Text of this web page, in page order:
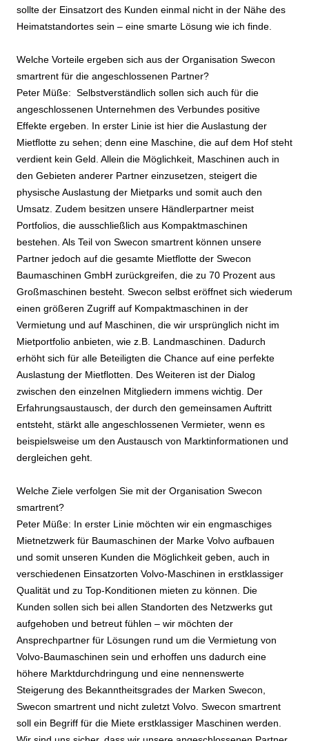
sollte der Einsatzort des Kunden einmal nicht in der Nähe des
Heimatstandortes sein – eine smarte Lösung wie ich finde.
Welche Vorteile ergeben sich aus der Organisation Swecon
smartrent für die angeschlossenen Partner?
Peter Müße: Selbstverständlich sollen sich auch für die
angeschlossenen Unternehmen des Verbundes positive
Effekte ergeben. In erster Linie ist hier die Auslastung der
Mietflotte zu sehen; denn eine Maschine, die auf dem Hof steht
verdient kein Geld. Allein die Möglichkeit, Maschinen auch in
den Gebieten anderer Partner einzusetzen, steigert die
physische Auslastung der Mietparks und somit auch den
Umsatz. Zudem besitzen unsere Händlerpartner meist
Portfolios, die ausschließlich aus Kompaktmaschinen
bestehen. Als Teil von Swecon smartrent können unsere
Partner jedoch auf die gesamte Mietflotte der Swecon
Baumaschinen GmbH zurückgreifen, die zu 70 Prozent aus
Großmaschinen besteht. Swecon selbst eröffnet sich wiederum
einen größeren Zugriff auf Kompaktmaschinen in der
Vermietung und auf Maschinen, die wir ursprünglich nicht im
Mietportfolio anbieten, wie z.B. Landmaschinen. Dadurch
erhöht sich für alle Beteiligten die Chance auf eine perfekte
Auslastung der Mietflotten. Des Weiteren ist der Dialog
zwischen den einzelnen Mitgliedern immens wichtig. Der
Erfahrungsaustausch, der durch den gemeinsamen Auftritt
entsteht, stärkt alle angeschlossenen Vermieter, wenn es
beispielsweise um den Austausch von Marktinformationen und
dergleichen geht.
Welche Ziele verfolgen Sie mit der Organisation Swecon
smartrent?
Peter Müße: In erster Linie möchten wir ein engmaschiges
Mietnetzwerk für Baumaschinen der Marke Volvo aufbauen
und somit unseren Kunden die Möglichkeit geben, auch in
verschiedenen Einsatzorten Volvo-Maschinen in erstklassiger
Qualität und zu Top-Konditionen mieten zu können. Die
Kunden sollen sich bei allen Standorten des Netzwerks gut
aufgehoben und betreut fühlen – wir möchten der
Ansprechpartner für Lösungen rund um die Vermietung von
Volvo-Baumaschinen sein und erhoffen uns dadurch eine
höhere Marktdurchdringung und eine nennenswerte
Steigerung des Bekanntheitsgrades der Marken Swecon,
Swecon smartrent und nicht zuletzt Volvo. Swecon smartrent
soll ein Begriff für die Miete erstklassiger Maschinen werden.